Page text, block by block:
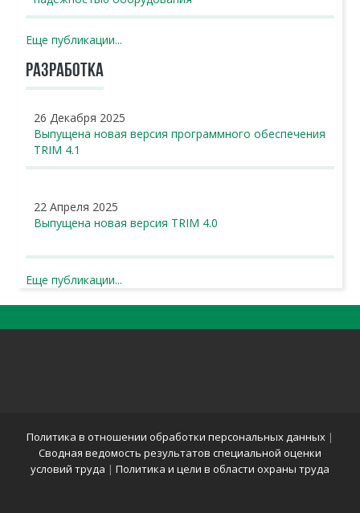
Еще публикации...
РАЗРАБОТКА
26 Декабря 2025
Выпущена новая версия программного обеспечения
TRIM 4.1
22 Апреля 2025
Выпущена новая версия TRIM 4.0
Еще публикации...
Политика в отношении обработки персональных данных |
Сводная ведомость результатов специальной оценки
условий труда | Политика и цели в области охраны труда